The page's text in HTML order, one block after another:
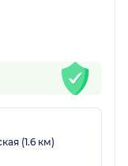
(1.6 км)